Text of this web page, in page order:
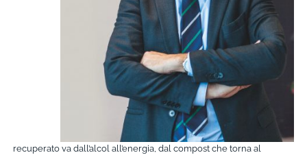
recuperato va dall’alcol all’energia, dal compost che torna al